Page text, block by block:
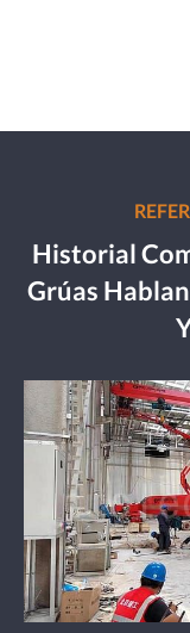
Historial
Grúas